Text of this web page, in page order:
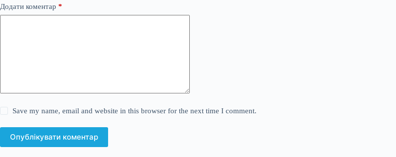
Додати коментар *
Save my name, email and website in this browser for the next time I comment.
Опублікувати коментар